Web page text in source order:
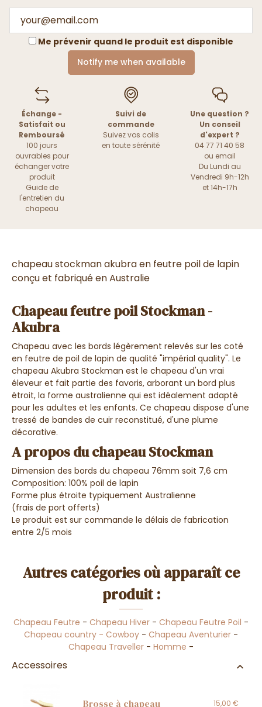
Me prévenir quand le produit est disponible
Notify me when available
Échange -
Satisfait ou
Remboursé
100 jours
ouvrables pour
échanger votre
produit
Guide de
l'entretien du
chapeau
Suivi de
commande
Suivez vos colis
en toute sérénité
Une question ?
Un conseil
d'expert ?
04 77 71 40 58
ou email
Du Lundi au
Vendredi 9h-12h
et 14h-17h
chapeau stockman akubra en feutre poil de lapin
conçu et fabriqué en Australie
Chapeau feutre poil Stockman -
Akubra
Chapeau avec les bords légèrement relevés sur les coté
en feutre de poil de lapin de qualité "impérial quality". Le
chapeau Akubra Stockman est le chapeau d'un vrai
éleveur et fait partie des favoris, arborant un bord plus
étroit, la forme australienne qui est idéalement adapté
pour les adultes et les enfants. Ce chapeau dispose d'une
tressé de bandes de cuir reconstitué, d'une plume
décorative.
A propos du chapeau Stockman
Dimension des bords du chapeau 76mm soit 7,6 cm
Composition: 100% poil de lapin
Forme plus étroite typiquement Australienne
(frais de port offerts)
Le produit est sur commande le délais de fabrication
entre 2/5 mois
Autres catégories où apparaît ce
produit :
Chapeau Feutre - Chapeau Hiver - Chapeau Feutre Poil -
Chapeau country - Cowboy - Chapeau Aventurier -
Chapeau Traveller - Homme -
Accessoires
Brosse à chapeau 15,00 €